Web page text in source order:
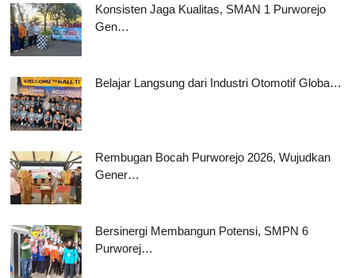
Konsisten Jaga Kualitas, SMAN 1 Purworejo
Gen…
Belajar Langsung dari Industri Otomotif Globa…
Rembugan Bocah Purworejo 2026, Wujudkan
Gener…
Bersinergi Membangun Potensi, SMPN 6
Purworej…